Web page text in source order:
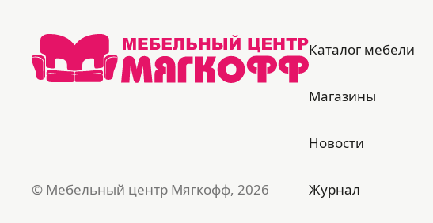
© Мебельный центр Мягкофф, 2026
Каталог мебели
Магазины
Новости
Журнал